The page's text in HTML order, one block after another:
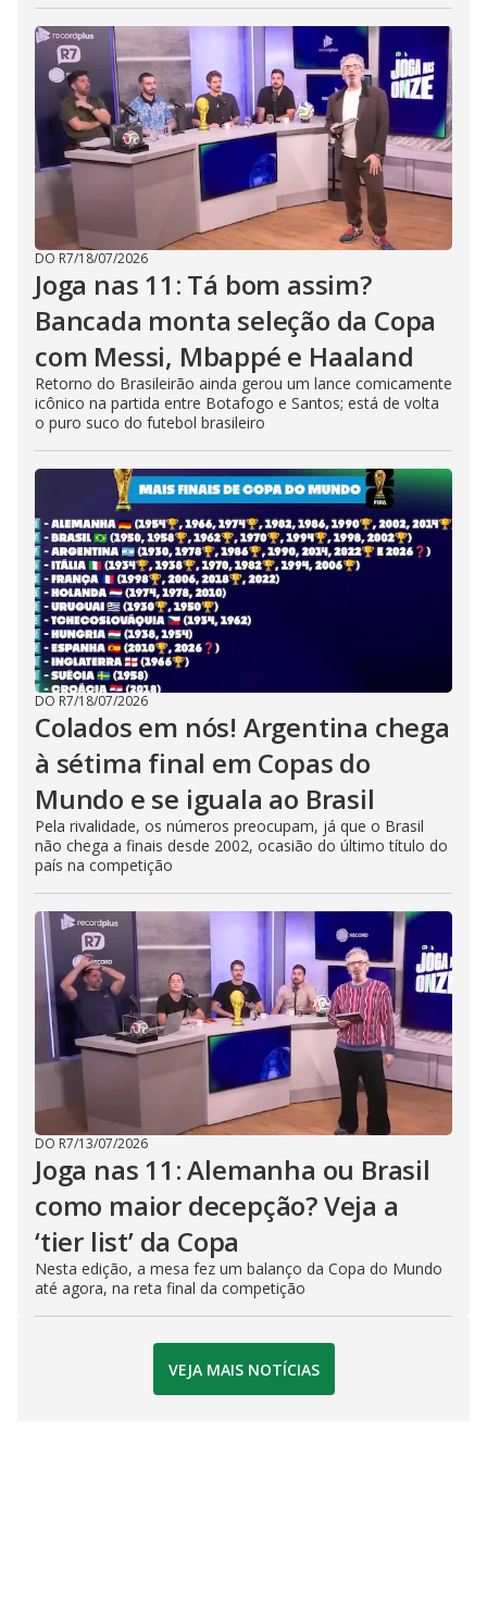
DO R7/18/07/2026
Joga nas 11: Tá bom assim?
Bancada monta seleção da Copa
com Messi, Mbappé e Haaland
Retorno do Brasileirão ainda gerou um lance comicamente
icônico na partida entre Botafogo e Santos; está de volta
o puro suco do futebol brasileiro
DO R7/18/07/2026
Colados em nós! Argentina chega
à sétima final em Copas do
Mundo e se iguala ao Brasil
Pela rivalidade, os números preocupam, já que o Brasil
não chega a finais desde 2002, ocasião do último título do
país na competição
DO R7/13/07/2026
Joga nas 11: Alemanha ou Brasil
como maior decepção? Veja a
‘tier list’ da Copa
Nesta edição, a mesa fez um balanço da Copa do Mundo
até agora, na reta final da competição
VEJA MAIS NOTÍCIAS